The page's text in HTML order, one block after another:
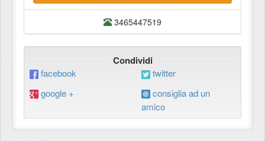
3465447519
Condividi
facebook
twitter
google +
consiglia ad un
amico